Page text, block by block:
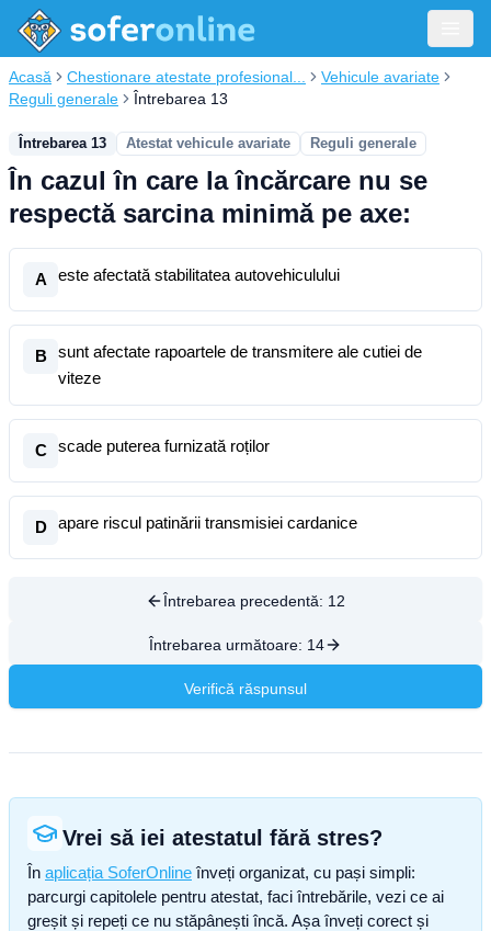
Acasă Chestionare atestate profesional...
Vehicule avariate
Reguli generale
Întrebarea 13
Întrebarea 13 Atestat vehicule avariate Reguli generale
În cazul în care la încărcare nu se
respectă sarcina minimă pe axe:
A este afectată stabilitatea autovehiculului
B
sunt afectate rapoartele de transmitere ale cutiei de
viteze
C scade puterea furnizată roților
D apare riscul patinării transmisiei cardanice
Întrebarea precedentă: 12
Întrebarea următoare: 14
Verifică răspunsul
Vrei să iei atestatul fără stres?
În aplicația SoferOnline înveți organizat, cu pași simpli:
parcurgi capitolele pentru atestat, faci întrebările, vezi ce ai
greșit și repeți ce nu stăpânești încă. Așa înveți corect și